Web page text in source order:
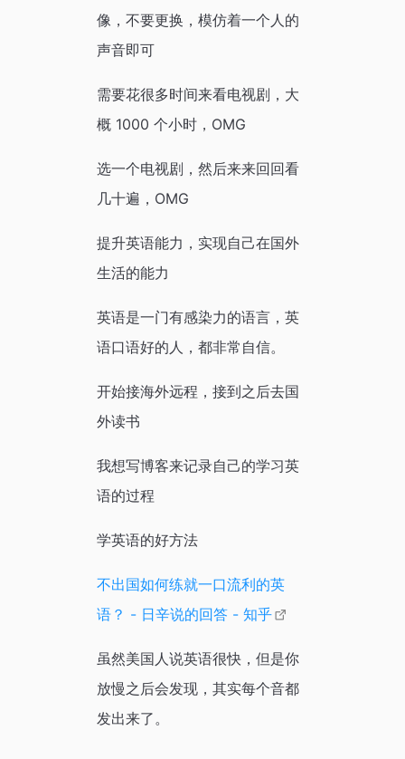
像，不要更换，模仿着一个人的
声音即可
需要花很多时间来看电视剧，大
概 1000 个小时，OMG
选一个电视剧，然后来来回回看
几十遍，OMG
提升英语能力，实现自己在国外
生活的能力
英语是一门有感染力的语言，英
语口语好的人，都非常自信。
开始接海外远程，接到之后去国
外读书
我想写博客来记录自己的学习英
语的过程
学英语的好方法
不出国如何练就一口流利的英
语？ - 日辛说的回答 - 知乎
虽然美国人说英语很快，但是你
放慢之后会发现，其实每个音都
发出来了。